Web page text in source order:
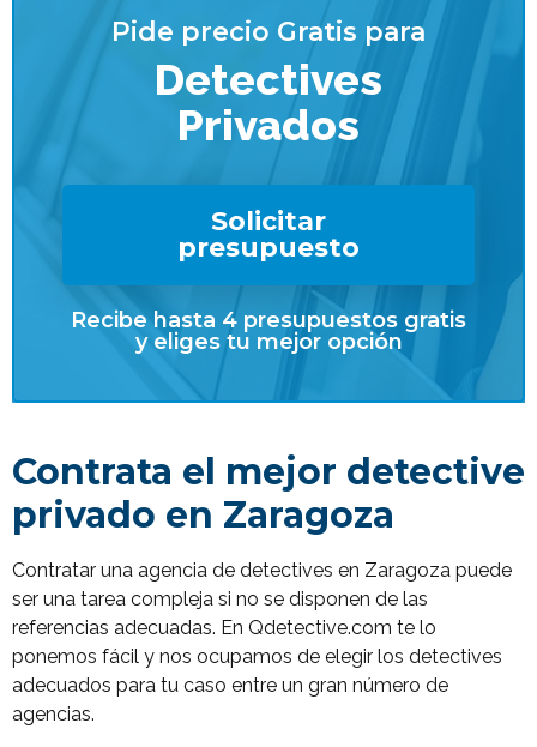
Pide precio Gratis para
Detectives
Privados
Solicitar
presupuesto
Recibe hasta 4 presupuestos gratis
y eliges tu mejor opción
Contrata el mejor detective
privado en Zaragoza
Contratar una agencia de detectives en Zaragoza puede
ser una tarea compleja si no se disponen de las
referencias adecuadas. En Qdetective.com te lo
ponemos fácil y nos ocupamos de elegir los detectives
adecuados para tu caso entre un gran número de
agencias.